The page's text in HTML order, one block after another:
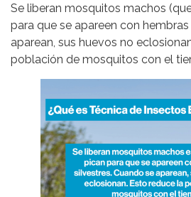
Se liberan mosquitos machos
para que se apareen con
aparean, sus huevos no
población de mosquitos con el